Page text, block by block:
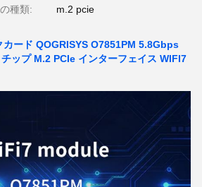
種類: m.2 pcie
カード QOGRISYS O7851PM 5.8Gbps
ップ M.2 PCIe インターフェイス WIFI7